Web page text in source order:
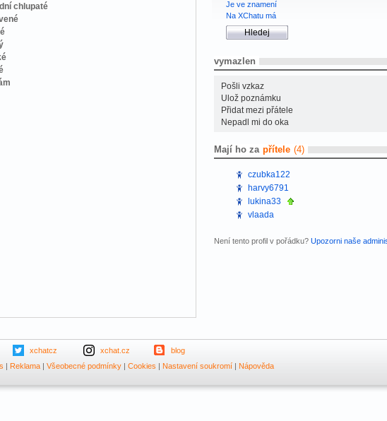
chlupaté
Je ve znamení
Na XChatu má
vymazlen
Pošli vzkaz
Ulož poznámku
Přidat mezi přátele
Nepadl mi do oka
Mají ho za přítele (4)
czubka122
harvy6791
lukina33
vlaada
Není tento profil v pořádku? Upozorni naše
xchatcz xchat.cz
blog
| Reklama| Všeobecné podmínky| Cookies | Nastavení soukromí| Nápověda